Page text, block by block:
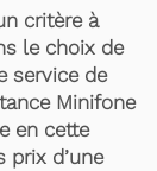
critère à
le choix de
service de
Minifone
en cette
prix d’une